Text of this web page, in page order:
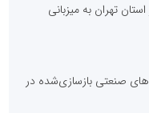
تهران به میزبانی
صنعتی بازسازی‌شده در